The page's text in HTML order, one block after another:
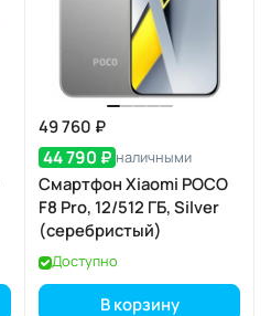
49 760 ₽
44 790 ₽ наличными
Смартфон Xiaomi POCO
F8 Pro, 12/512 ГБ, Silver
(серебристый)
Доступно
В корзину